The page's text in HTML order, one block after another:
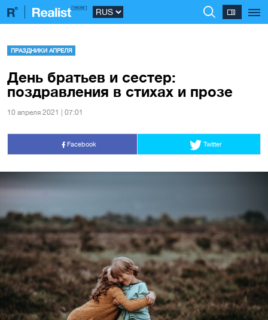
ПРАЗДНИКИ АПРЕЛЯ
День братьев и сестер:
поздравления в стихах и прозе
10 апреля 2021 | 07:01
Facebook Twitter